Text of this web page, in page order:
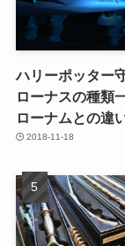
ハリーポッター
ローナスの種類
ローナムとの違
2018-11-18